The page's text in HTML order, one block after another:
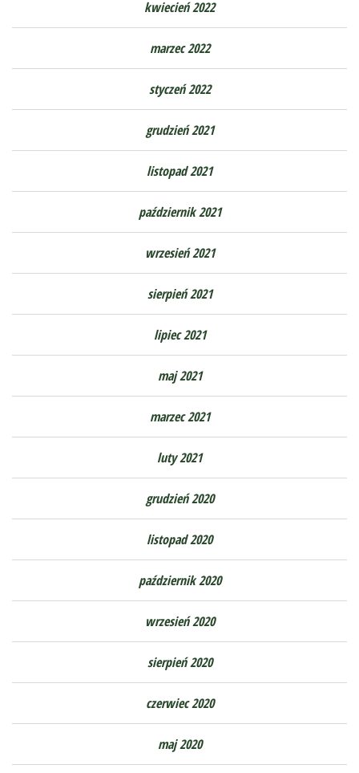
kwiecień 2022
marzec 2022
styczeń 2022
grudzień 2021
listopad 2021
październik 2021
wrzesień 2021
sierpień 2021
lipiec 2021
maj 2021
marzec 2021
luty 2021
grudzień 2020
listopad 2020
październik 2020
wrzesień 2020
sierpień 2020
czerwiec 2020
maj 2020